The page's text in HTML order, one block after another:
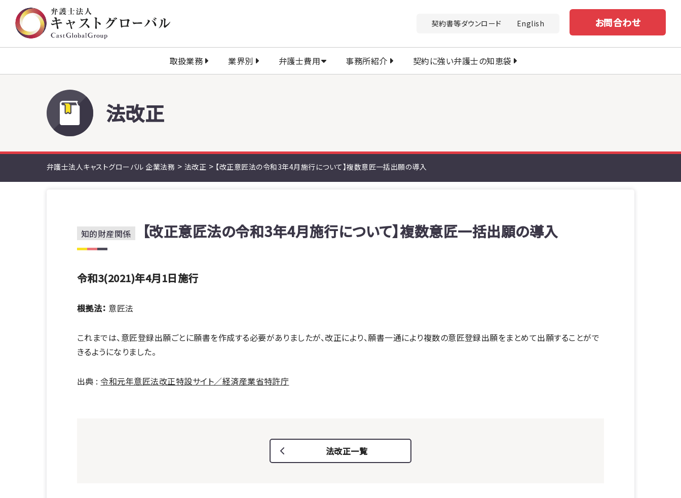
契約書等ダウンロード English お問合わせ
取扱業務 業界別 弁護士費用 事務所紹介 契約に強い弁護士の知恵袋
法改正
弁護士法人キャストグローバル 企業法務 > 法改正 > 【改正意匠法の令和3年4月施行について】複数意匠一括出願の導入
知的財産関係 【改正意匠法の令和3年4月施行について】複数意匠一括出願の導入
令和3(2021)年4月1日施行
根拠法： 意匠法
これまでは、意匠登録出願ごとに願書を作成する必要がありましたが、改正により、願書一通により複数の意匠登録出願をまとめて出願することがで
きるようになりました。
出典 :令和元年意匠法改正特設サイト／経済産業省特許庁
法改正一覧